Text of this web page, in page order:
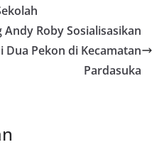
Andy Roby Sosialisasikan
Dua Pekon di Kecamatan
Pardasuka